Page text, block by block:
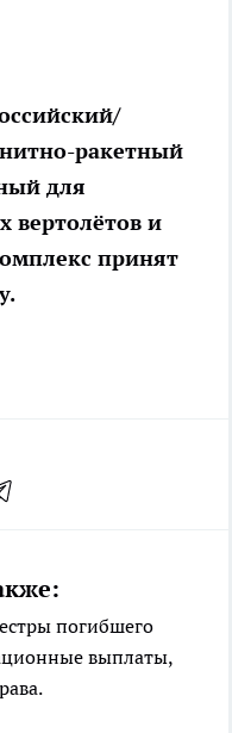
ракетный
для
вертолётов и
принят
погибшего
выплаты,